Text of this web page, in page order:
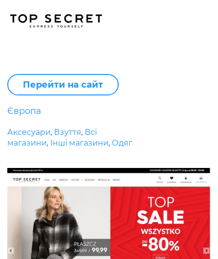
Перейти на сайт
Європа
Аксесуари, Взуття, Всі
магазини, Інші магазини, Одяг